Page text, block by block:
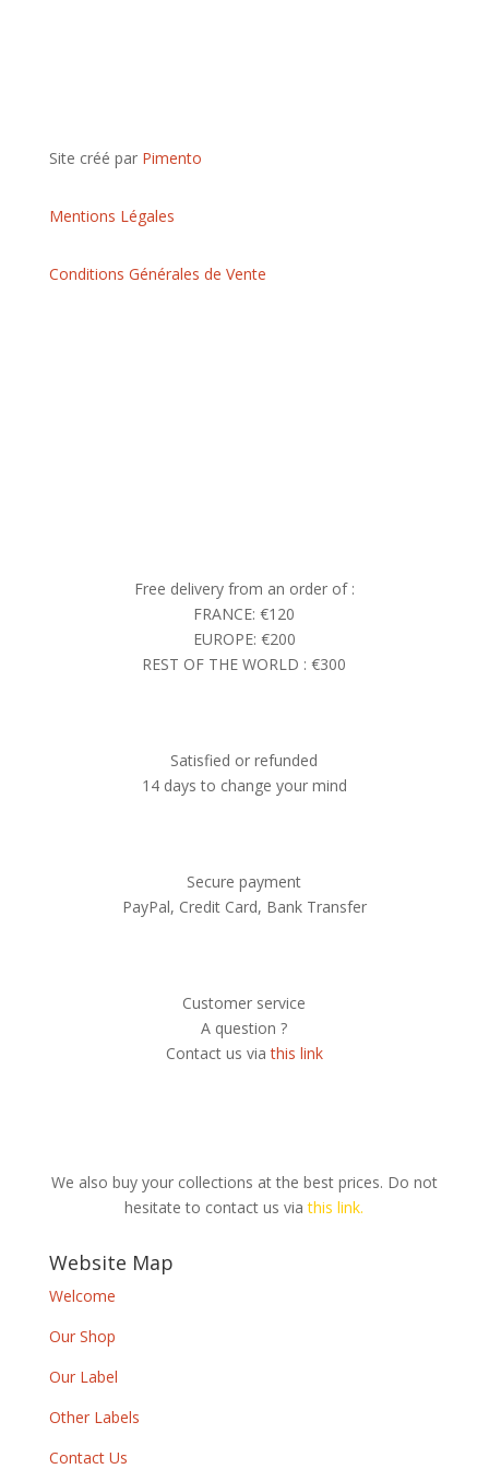
Site créé par Pimento
Mentions Légales
Conditions Générales de Vente
Free delivery from an order of :
FRANCE: €120
EUROPE: €200
REST OF THE WORLD : €300
Satisfied or refunded
14 days to change your mind
Secure payment
PayPal, Credit Card, Bank Transfer
Customer service
A question ?
Contact us viathis link
We also buy your collections at the best prices. Do not
hesitate to contact us viathis link.
Website Map
Welcome
Our Shop
Our Label
Other Labels
Contact Us